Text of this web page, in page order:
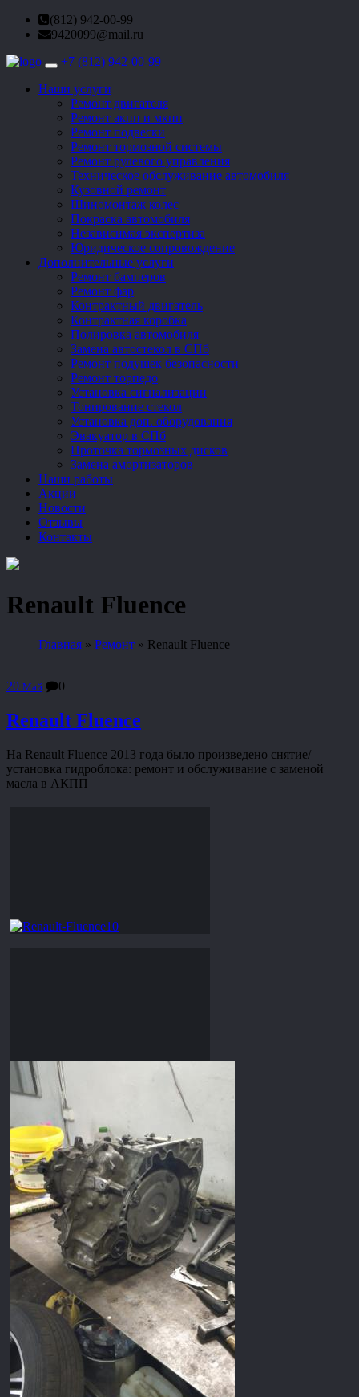
(812) 942-00-99
9420099@mail.ru
Toggle
+7 (812) 942-00-99
Наши услуги
Ремонт двигателя
Ремонт акпп и мкпп
Ремонт подвески
Ремонт тормозной системы
Ремонт рулевого управления
Техническое обслуживание автомобиля
Кузовной ремонт
Шиномонтаж колес
Покраска автомобиля
Независимая экспертиза
Юридическое сопровождение
Дополнительные услуги
Ремонт бамперов
Ремонт фар
Контрактный двигатель
Контрактная коробка
Полировка автомобиля
Замена автостекол в СПб
Ремонт подушек безопасности
Ремонт торпедо
Установка сигнализации
Тонирование стекол
Установка доп. оборудования
Эвакуатор в СПб
Проточка тормозных дисков
Замена амортизаторов
Наши работы
Акции
Новости
Отзывы
Контакты
Renault Fluence
Главная » Ремонт » Renault Fluence
20 Май 0
Renault Fluence
На Renault Fluence 2013 года было произведено снятие/
установка гидроблока: ремонт и обслуживание с заменой
масла в АКПП